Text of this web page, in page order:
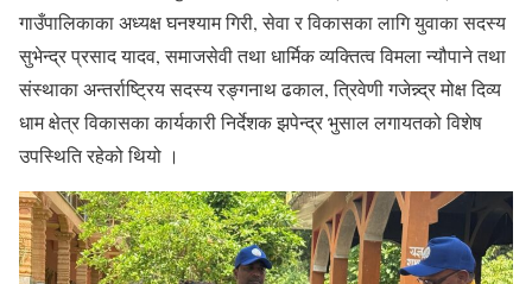
गाउँपालिकाका अध्यक्ष घनश्याम गिरी, सेवा र विकासका लागि युवाका सदस्य
सुभेन्द्र प्रसाद यादव, समाजसेवी तथा धार्मिक व्यक्तित्व विमला न्यौपाने तथा
संस्थाका अन्तर्राष्ट्रिय सदस्य रङ्गनाथ ढकाल, त्रिवेणी गजेन्न्द्र मोक्ष दिव्य
धाम क्षेत्र विकासका कार्यकारी निर्देशक झपेन्द्र भुसाल लगायतको विशेष
उपस्थिति रहेको थियो ।